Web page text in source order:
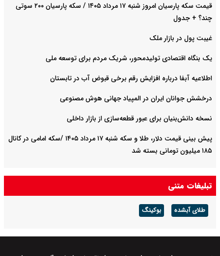
قیمت سکه پارسیان امروز شنبه ۱۷ مرداد ۱۴۰۵ / سکه پارسیان ۲۰۰ سوتی
چند؟ + جدول
غیبت پول در بازار ملک
یک بنگاه اقتصادی تولیدمحور، شریک مردم برای توسعه ملی
اطلاعیه آبفا درباره افزایش رقم برخی قبوض آب در تابستان
درخشش جوانان ایران در المپیاد جهانی هوش مصنوعی
نسخه دانش‌بنیان برای عبور قطعه‌سازی از بازار داخلی
پیش ‌بینی قیمت دلار، طلا و سکه شنبه ۱۷ مرداد ۱۴۰۵ /سکه امامی در کانال
۱۸۵ میلیون تومانی بسته شد
تبلیغات متنی
طلای آبشده بوکینگ